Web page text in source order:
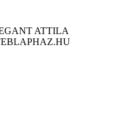
ATTILA